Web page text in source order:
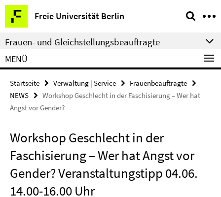
Springe
direkt
zu
Inhalt
Freie Universität Berlin
Service-
Navigation
Frauen- und Gleichstellungsbeauftragte
MENÜ
Startseite Verwaltung | Service
Frauenbeauftragte
NEWS
Workshop Geschlecht in der Faschisierung – Wer hat
Angst vor Gender?
Workshop Geschlecht in der
Faschisierung – Wer hat Angst vor
Gender? Veranstaltungstipp 04.06.
14.00-16.00 Uhr